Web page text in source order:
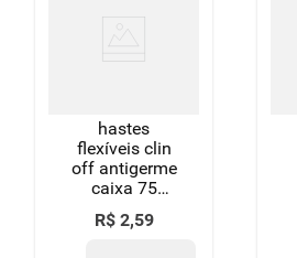
hastes
flexíveis clin
off antigerme
caixa 75
unidades
R$ 2,59